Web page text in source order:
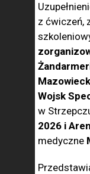
z ćwiczeń,
Wojsk
w
2026 i
medyczne